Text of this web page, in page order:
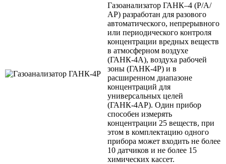
Газоанализатор ГАНК–4 (Р/А/
АР) разработан для разового
автоматического, непрерывного
или периодического контроля
концентрации вредных веществ
в атмосферном воздухе
(ГАНК-4А), воздуха рабочей
зоны (ГАНК-4Р) и в
расширенном диапазоне
концентраций для
универсальных целей
(ГАНК-4АР). Один прибор
способен измерять
концентрации 25 веществ, при
этом в комплектацию одного
прибора может входить не более
10 датчиков и не более 15
химических кассет.